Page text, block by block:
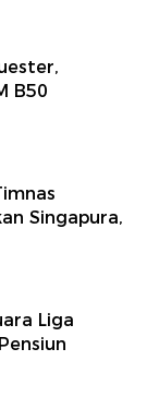
B50
Singapura,
Liga